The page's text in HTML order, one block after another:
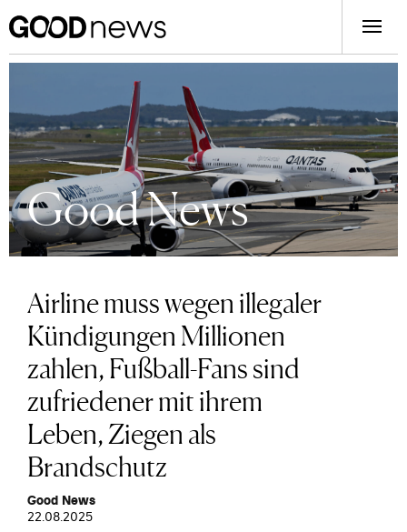
Good News
Airline muss wegen illegaler
Kündigungen Millionen
zahlen, Fußball-Fans sind
zufriedener mit ihrem
Leben, Ziegen als
Brandschutz
Good News
22.08.2025